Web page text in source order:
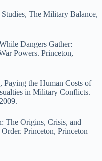
The Military Balance,
Dangers Gather:
Powers. Princeton,
Paying the Human Costs of
in Military Conflicts.
The Origins, Crisis, and
Princeton, Princeton